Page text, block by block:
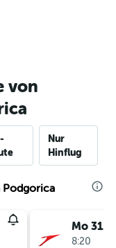
von
Nur
Hinflug
Podgorica
Mo 31.8.
8:20